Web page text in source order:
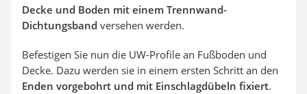
Decke und Boden mit einem Trennwand-
Dichtungsband versehen werden.
Befestigen Sie nun die UW-Profile an Fußboden und
Decke. Dazu werden sie in einem ersten Schritt an den
Enden vorgebohrt und mit Einschlagdübeln fixiert.